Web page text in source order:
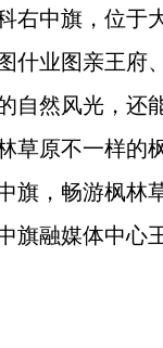
右中旗，位于
什业图亲王府
自然风光，
草原不一样的
旗，畅游枫林
旗融媒体中心